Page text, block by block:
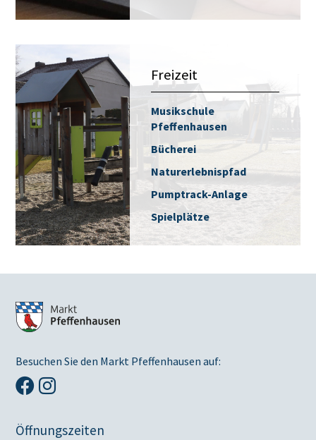
Freizeit
Musikschule
Pfeffenhausen
Bücherei
Naturerlebnispfad
Pumptrack-Anlage
Spielplätze
Besuchen Sie den Markt Pfeffenhausen auf:
Öffnungszeiten